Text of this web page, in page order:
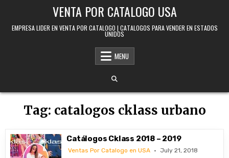
VENTA POR CATALOGO USA
EMPRESA LIDER EN VENTA POR CATALOGO | CATALOGOS PARA VENDER EN ESTADOS
UNIDOS
MENU
Tag: catalogos cklass urbano
Catálogos Cklass 2018 – 2019
Ventas Por Catalogo en USA July 21, 2018